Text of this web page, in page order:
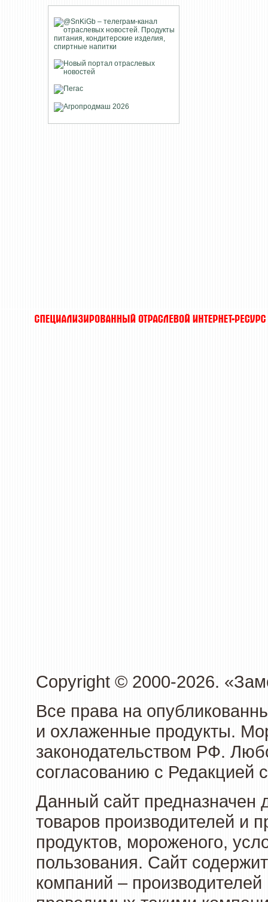
Copyright © 2000-2026.
Все права на
и охлаженные продукты.
законодательством РФ.
согласованию с Редакцией
Данный сайт предназначен
товаров производителей и
продуктов, мороженого,
пользования. Сайт
компаний –